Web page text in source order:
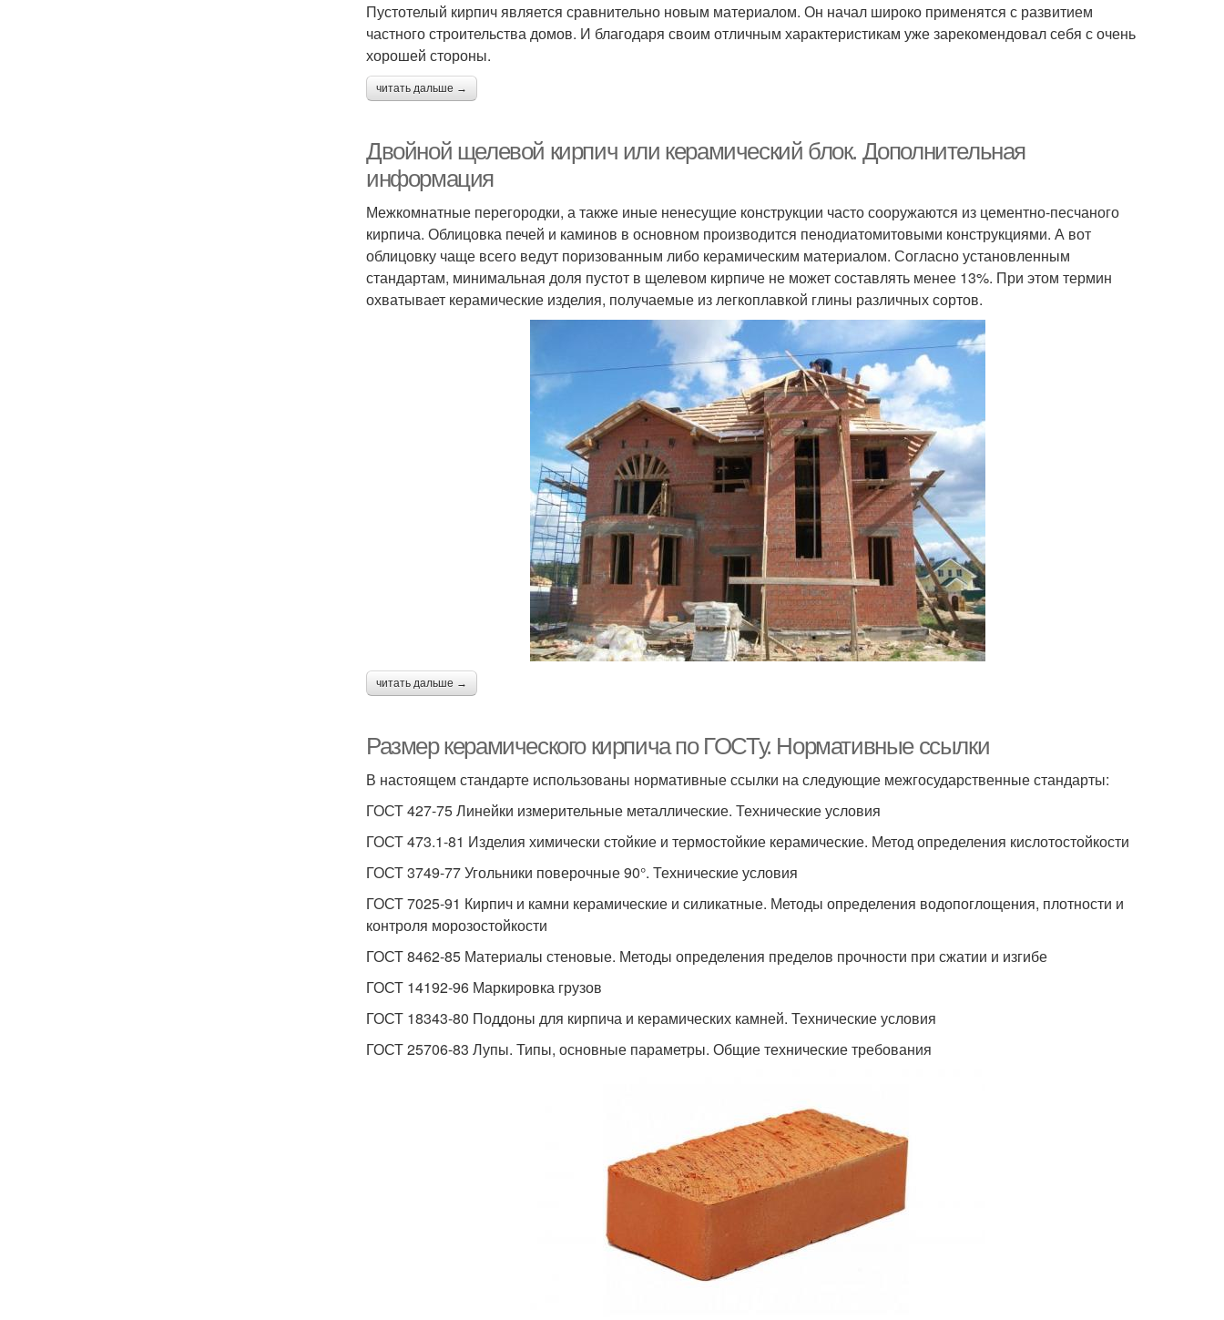
Пустотелый кирпич является сравнительно новым материалом. Он начал широко применятся с развитием
частного строительства домов. И благодаря своим отличным характеристикам уже зарекомендовал себя с очень
хорошей стороны.
читать дальше →
Двойной щелевой кирпич или керамический блок. Дополнительная
информация
Межкомнатные перегородки, а также иные ненесущие конструкции часто сооружаются из цементно-песчаного
кирпича. Облицовка печей и каминов в основном производится пенодиатомитовыми конструкциями. А вот
облицовку чаще всего ведут поризованным либо керамическим материалом. Согласно установленным
стандартам, минимальная доля пустот в щелевом кирпиче не может составлять менее 13%. При этом термин
охватывает керамические изделия, получаемые из легкоплавкой глины различных сортов.
читать дальше →
Размер керамического кирпича по ГОСТу. Нормативные ссылки
В настоящем стандарте использованы нормативные ссылки на следующие межгосударственные стандарты:
ГОСТ 427-75 Линейки измерительные металлические. Технические условия
ГОСТ 473.1-81 Изделия химически стойкие и термостойкие керамические. Метод определения кислотостойкости
ГОСТ 3749-77 Угольники поверочные 90°. Технические условия
ГОСТ 7025-91 Кирпич и камни керамические и силикатные. Методы определения водопоглощения, плотности и
контроля морозостойкости
ГОСТ 8462-85 Материалы стеновые. Методы определения пределов прочности при сжатии и изгибе
ГОСТ 14192-96 Маркировка грузов
ГОСТ 18343-80 Поддоны для кирпича и керамических камней. Технические условия
ГОСТ 25706-83 Лупы. Типы, основные параметры. Общие технические требования